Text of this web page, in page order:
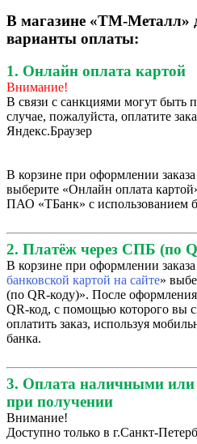
В магазине «ТМ-Металл»
варианты оплаты:
1. Онлайн оплата картой
Внимание!
В связи с санкциями могут быть
случае, пожалуйста, оплатите
Яндекс.Браузер
В корзине при оформлении
выберите «Онлайн оплата
ПАО «ТБанк» с использованием
2. Платёж через СПБ (по
В корзине при оформлении
банковской картой на сайте»
(по QR-коду)». После оформления
QR-код, с помощью которого вы
оплатить заказ, используя
банка.
3. Оплата наличными или
при получении
Внимание!
Доступно только в г.Санкт-